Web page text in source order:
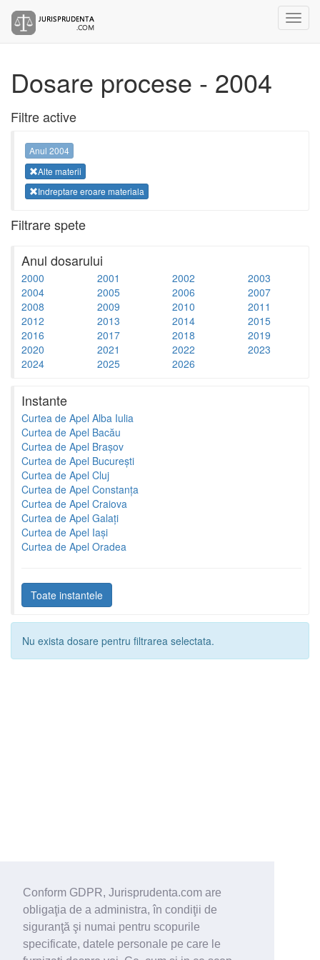
Conform GDPR, Jurisprudenta.com are
obligaţia de a administra, în condiţii de
siguranţă şi numai pentru scopurile
specificate, datele personale pe care le
Dosare procese - 2004
Filtre active
Anul 2004
Alte materii
Indreptare eroare materiala
Filtrare spete
Anul dosarului
2000 2001 2002
2003
2004
2005 2006
2007
2008
2009 2010
2011
2012
2013 2014
2015
2016
2017 2018
2019
2020
2021 2022
2023
2024
2025 2026
Instante
Curtea de Apel Alba Iulia
Curtea de Apel Bacău
Curtea de Apel Brașov
Curtea de Apel București
Curtea de Apel Cluj
Curtea de Apel Constanța
Curtea de Apel Craiova
Curtea de Apel Galați
Curtea de Apel Iași
Curtea de Apel Oradea
Toate instantele
Nu exista dosare pentru filtrarea selectata.